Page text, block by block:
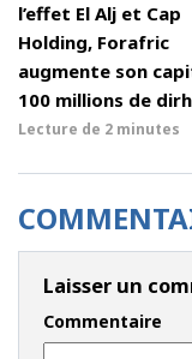
l’effet El Alj et Cap
Holding, Forafric
augmente son
100 millions de
Lecture de 2 minutes
Laisser un
Commentaire